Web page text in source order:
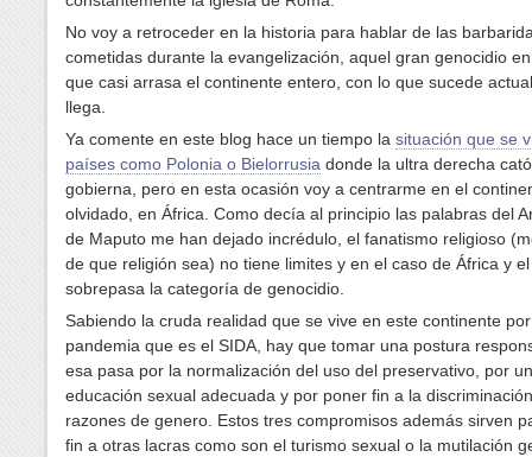
No voy a retroceder en la historia para hablar de las
cometidas durante la evangelización, aquel gran genocidio
que casi arrasa el continente entero, con lo que sucede
llega.
Ya comente en este blog hace un tiempo la situación que se
países como Polonia o Bielorrusia donde la ultra derecha
gobierna, pero en esta ocasión voy a centrarme en el
olvidado, en África. Como decía al principio las palabras del
de Maputo me han dejado incrédulo, el fanatismo religioso
de que religión sea) no tiene limites y en el caso de África y el
sobrepasa la categoría de genocidio.
Sabiendo la cruda realidad que se vive en este continente
pandemia que es el SIDA, hay que tomar una postura
esa pasa por la normalización del uso del preservativo, por
educación sexual adecuada y por poner fin a la
razones de genero. Estos tres compromisos además sirven
fin a otras lacras como son el turismo sexual o la mutilación